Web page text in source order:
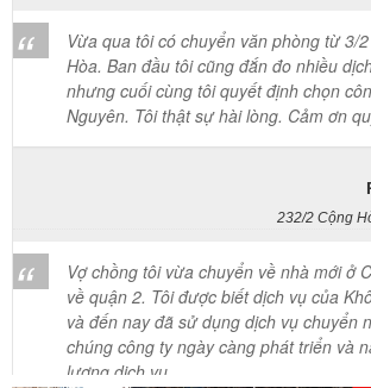
Vừa qua tôi có chuyển văn phòng từ 3/
Hòa. Ban đầu tôi cũng đắn đo nhiều
nhưng cuối cùng tôi quyết định chọn
Nguyên. Tôi thật sự hài lòng. Cảm ơn
232/2 Cộng
Vợ chồng tôi vừa chuyển về nhà mới ở
về quận 2. Tôi được biết dịch vụ của
và đến nay đã sử dụng dịch vụ chuyển
chúng công ty ngày càng phát triển và
lượng dịch vụ